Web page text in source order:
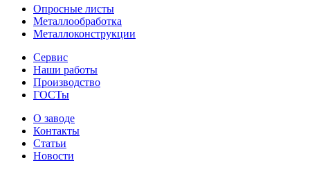
Опросные листы
Металлообработка
Металлоконструкции
Сервис
Наши работы
Производство
ГОСТы
О заводе
Контакты
Статьи
Новости